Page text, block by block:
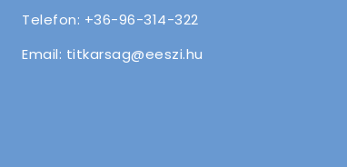
Telefon: +36-96-314-322
Email: titkarsag@eeszi.hu